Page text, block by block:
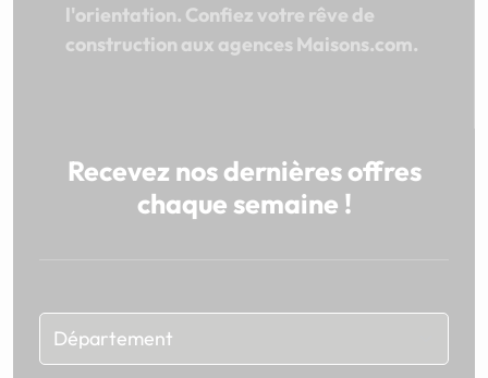
l'orientation. Confiez votre rêve de
construction aux agences Maisons.com.
Recevez nos dernières offres
chaque semaine !